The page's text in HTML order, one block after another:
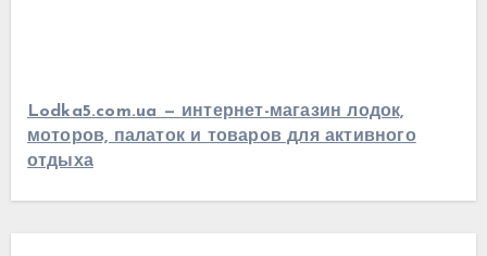
Lodka5.com.ua — интернет-магазин лодок,
моторов, палаток и товаров для активного
отдыха